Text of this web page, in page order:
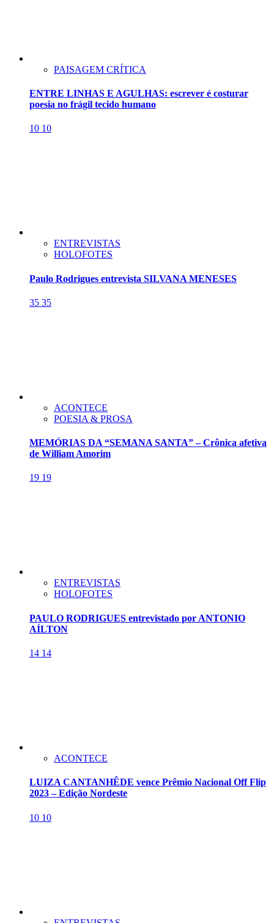
PAISAGEM CRÍTICA
ENTRE LINHAS E AGULHAS: escrever é costurar
poesia no frágil tecido humano
10 10
ENTREVISTAS
HOLOFOTES
Paulo Rodrigues entrevista SILVANA MENESES
35 35
ACONTECE
POESIA & PROSA
MEMÓRIAS DA “SEMANA SANTA” – Crônica afetiva
de William Amorim
19 19
ENTREVISTAS
HOLOFOTES
PAULO RODRIGUES entrevistado por ANTONIO
AÍLTON
14 14
ACONTECE
LUIZA CANTANHÊDE vence Prêmio Nacional Off Flip
2023 – Edição Nordeste
10 10